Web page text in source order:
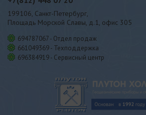
199106, Санкт-Петербург,
Площадь Морской Славы, д.1, офис 305
694787067 - Отдел продаж
661049369 - Техподдержка
696384919 - Сервисный центр